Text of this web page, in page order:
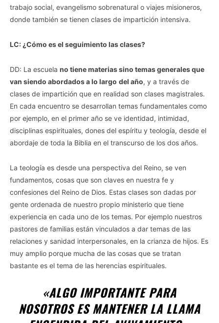
trabajo social, evangelismo sobrenatural o viajes misioneros,
donde también se tienen clases de impartición intensiva.
LC: ¿Cómo es el seguimiento las clases?
DD: La escuela no tiene materias sino temas generales que
van siendo abordados a lo largo del año, y a través de
clases de impartición que en realidad son clases magistrales.
En cada encuentro se desarrollan temas fundamentales como
por ejemplo, en el primer año se ve identidad, intimidad,
disciplinas espirituales, dones del espíritu y teología, desde el
abordaje de toda la Biblia en el transcurso de los dos años.
La teología es desde una perspectiva del Reino, se ven
fundamentos, cosas que son claves en nuestra fe y
confesiones del Reino de Dios. Estas clases son dadas por
gente ordenada de nuestro propio ministerio que tiene
experiencia en cada uno de los temas. Por ejemplo nuestros
pastores de familias están vinculados a dar temas de las
relaciones y sanidad interpersonales, en la crianza de hijos. Es
muy amplio porque mucha de las cosas que se tratan
bastante es el tema de las herencias espirituales.
«ALGO IMPORTANTE PARA
NOSOTROS ES MANTENER LA LLAMA